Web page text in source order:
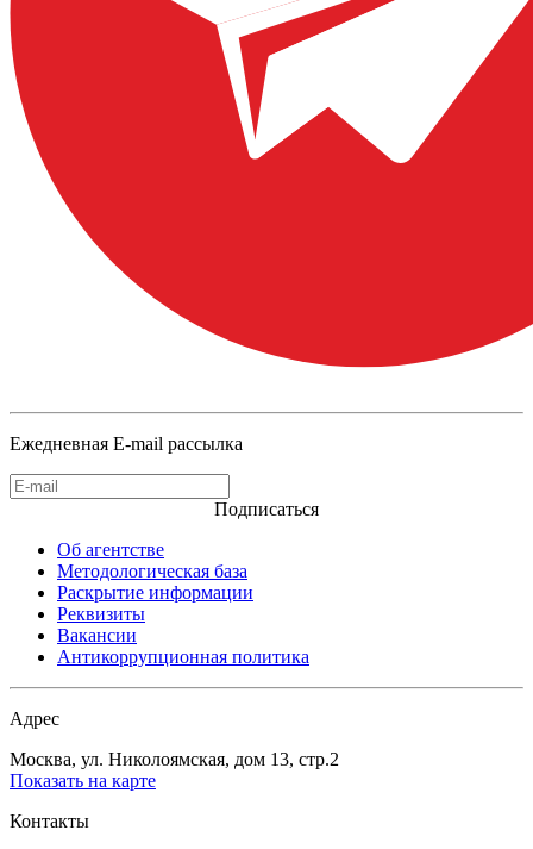
Ежедневная E-mail рассылка
Подписаться
Об агентстве
Методологическая база
Раскрытие информации
Реквизиты
Вакансии
Антикоррупционная политика
Адрес
Москва, ул. Николоямская, дом 13, стр.2
Показать на карте
Контакты